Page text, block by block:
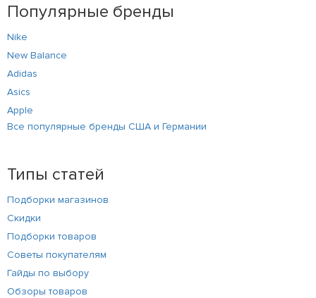
Популярные бренды
Nike
New Balance
Adidas
Asics
Apple
Все популярные бренды США и Германии
Типы статей
Подборки магазинов
Скидки
Подборки товаров
Советы покупателям
Гайды по выбору
Обзоры товаров